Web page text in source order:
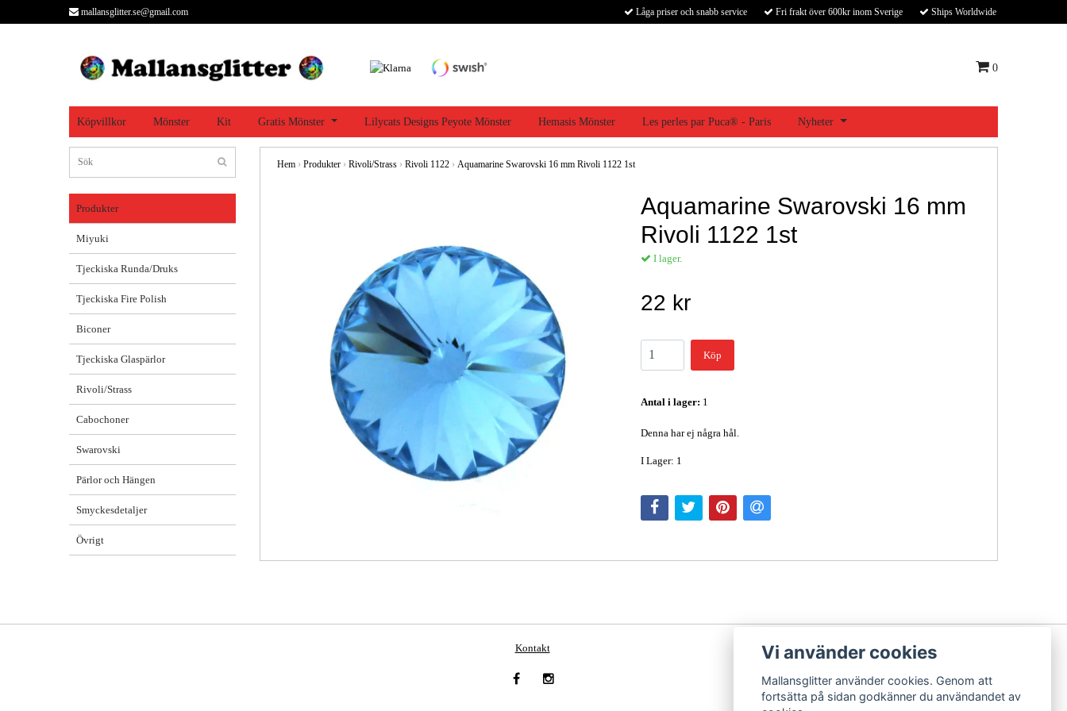
mallansglitter.se@gmail.com Låga priser och snabb service Fri frakt över 600kr inom Sverige Ships Worldwide
0
Köpvillkor Mönster Kit Gratis Mönster Lilycats Designs Peyote Mönster Hemasis Mönster Les perles par Puca® - Paris Nyheter
Produkter
Miyuki
Tjeckiska Runda/Druks
Tjeckiska Fire Polish
Biconer
Tjeckiska Glaspärlor
Rivoli/Strass
Cabochoner
Swarovski
Pärlor och Hängen
Smyckesdetaljer
Övrigt
Hem › Produkter › Rivoli/Strass › Rivoli 1122 › Aquamarine Swarovski 16 mm Rivoli 1122 1st
Aquamarine Swarovski 16 mm
Rivoli 1122 1st
I lager.
22 kr
Köp
Antal i lager: 1
Denna har ej några hål.
I Lager: 1
Kontakt Vi använder cookies
Mallansglitter använder cookies. Genom att
fortsätta på sidan godkänner du användandet av